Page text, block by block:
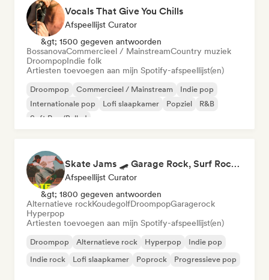
Vocals That Give You Chills
Afspeellijst Curator
&gt; 1500 gegeven antwoorden
BossanovaCommercieel / MainstreamCountry muziek
DroompopIndie folk
Artiesten toevoegen aan mijn Spotify-afspeellijst(en)
Droompop Commercieel / Mainstream
Indie pop
Internationale pop
Lofi slaapkamer Popziel
R&B
Soft Pop/Ballad
Skate Jams 🛹 Garage Rock, Surf Rock & Neo-Psych
Afspeellijst Curator
&gt; 1800 gegeven antwoorden
Alternatieve rockKoudegolfDroompopGaragerock
Hyperpop
Artiesten toevoegen aan mijn Spotify-afspeellijst(en)
Droompop Alternatieve rock Hyperpop
Indie pop
Indie rock
Lofi slaapkamer Poprock Progressieve pop